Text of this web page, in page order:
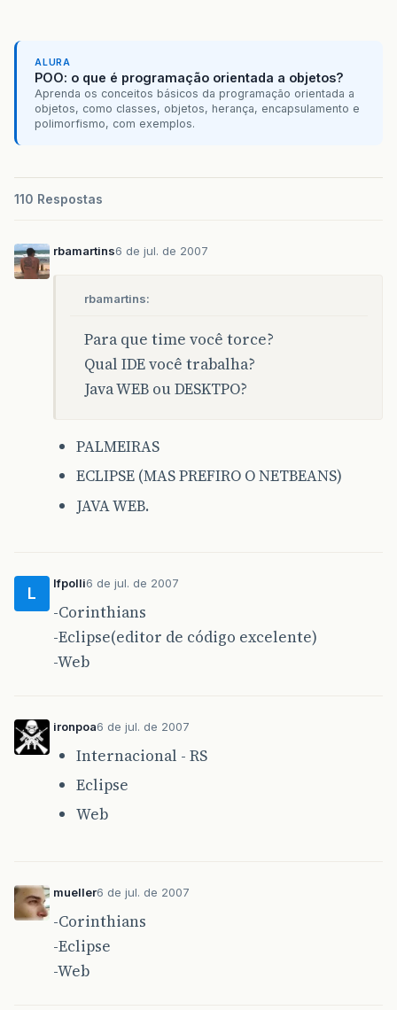
ALURA
POO: o que é programação orientada a objetos?
Aprenda os conceitos básicos da programação orientada a
objetos, como classes, objetos, herança, encapsulamento e
polimorfismo, com exemplos.
110 Respostas
rbamartins6 de jul. de 2007
rbamartins:
Para que time você torce?
Qual IDE você trabalha?
Java WEB ou DESKTPO?
PALMEIRAS
ECLIPSE (MAS PREFIRO O NETBEANS)
JAVA WEB.
L
lfpolli6 de jul. de 2007
-Corinthians
-Eclipse(editor de código excelente)
-Web
ironpoa6 de jul. de 2007
Internacional - RS
Eclipse
Web
mueller6 de jul. de 2007
-Corinthians
-Eclipse
-Web